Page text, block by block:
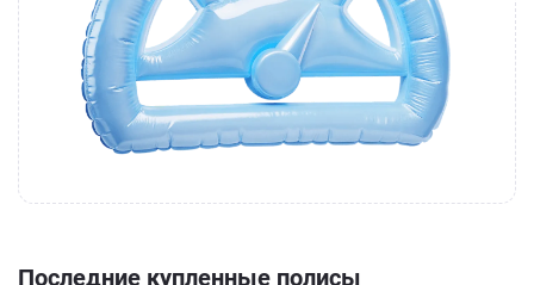
Последние купленные полисы